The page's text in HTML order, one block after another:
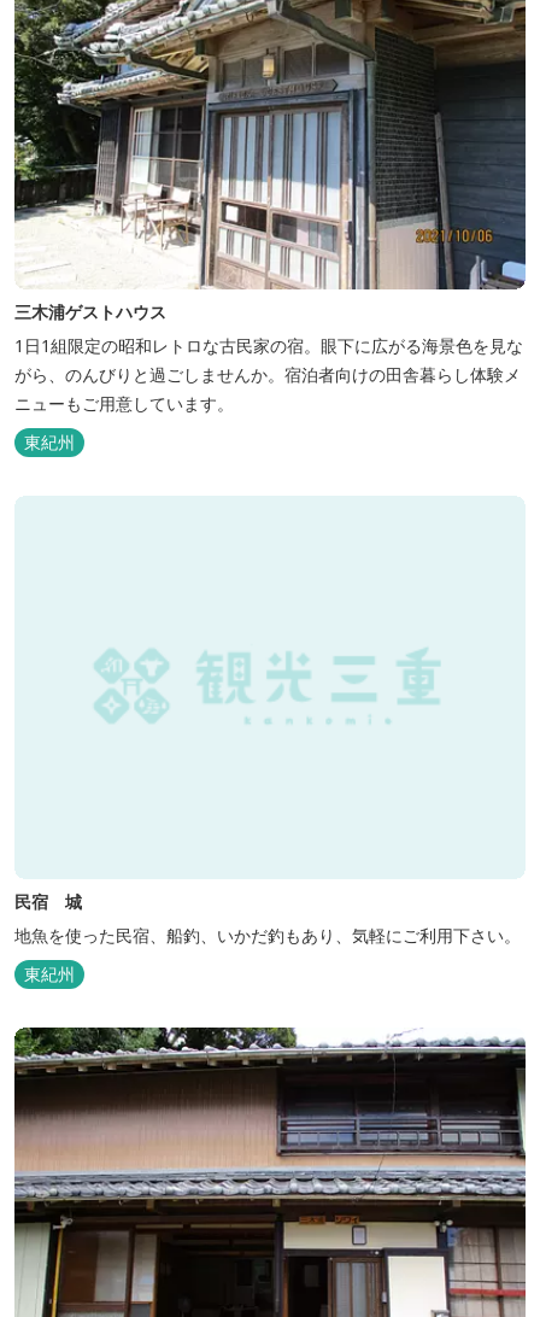
三木浦ゲストハウス
1日1組限定の昭和レトロな古民家の宿。眼下に広がる海景色を見な
がら、のんびりと過ごしませんか。宿泊者向けの田舎暮らし体験メ
ニューもご用意しています。
東紀州
民宿 城
地魚を使った民宿、船釣、いかだ釣もあり、気軽にご利用下さい。
東紀州